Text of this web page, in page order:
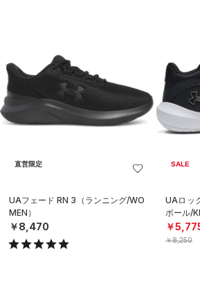
直営限定
UAフェード RN 3（ランニング/WO
MEN）
￥8,470
SALE
UAロッ
ボール/
￥
￥8,250